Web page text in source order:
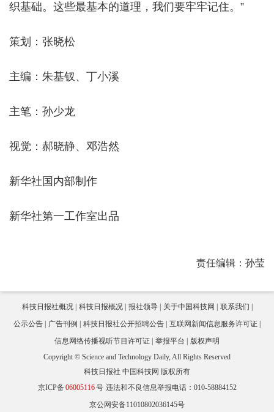
织基础。这些最基本的道理，我们要牢牢记住。”
策划：张晓松
主编：朱基钗、丁小溪
主笔：孙少龙
视觉：郝晓静、邓浩然
新华社国内部制作
新华社第一工作室出品
责任编辑：孙莹
科技日报社概况 科技日报概况 报社领导 关于中国科技网
联系我们
公示公告
广告刊例 科技日报社公开招聘公告
互联网新闻信息服务许可证
信息网络传播视听节目许可证
举报平台
版权声明
Copyright © Science and Technology Daily, All Rights Reserved
科技日报社 中国科技网 版权所有
京ICP备06005116号 违法和不良信息举报电话：010-58884152
京公网安备11010802036145号